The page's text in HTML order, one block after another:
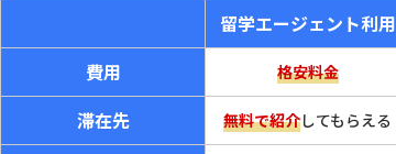
留学エージェント利用
費用
格安料金
滞在先 無料で紹介してもらえる